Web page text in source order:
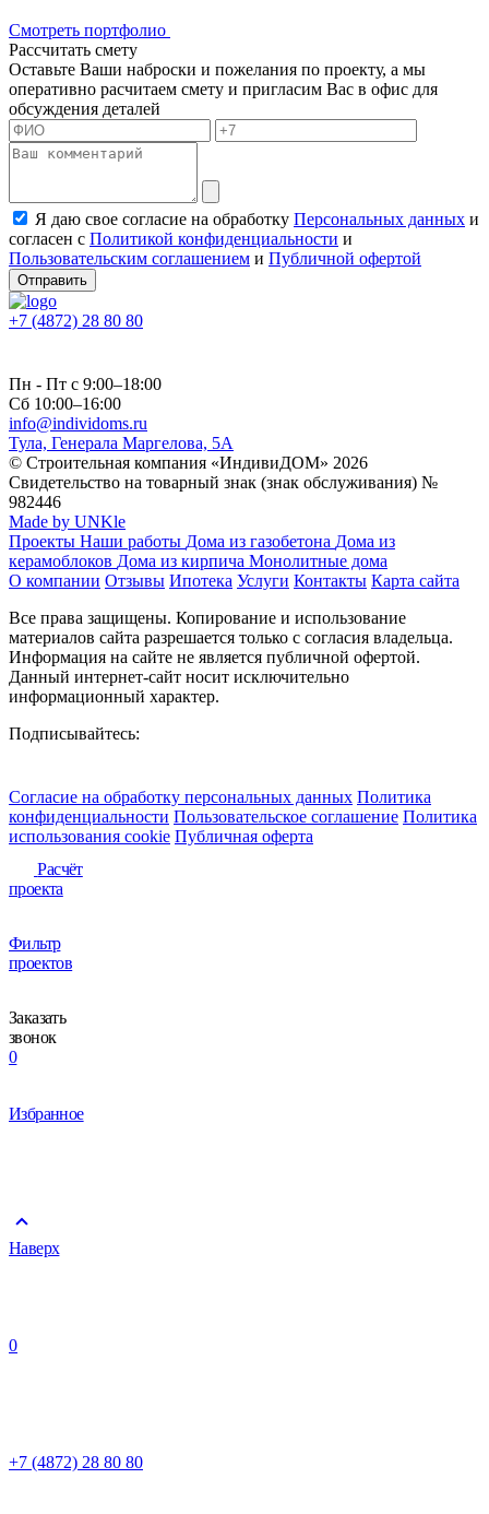
Смотреть портфолио
Рассчитать смету
Оставьте Ваши наброски и пожелания по проекту, а мы
оперативно расчитаем смету и пригласим Вас в офис для
обсуждения деталей
Я даю свое согласие на обработку Персональных данных и
согласен с Политикой конфиденциальности и
Пользовательским соглашением и Публичной офертой
Отправить
+7 (4872) 28 80 80
Пн - Пт с 9:00–18:00
Сб 10:00–16:00
info@individoms.ru
Тула, Генерала Маргелова, 5А
© Строительная компания «ИндивиДОМ» 2026
Свидетельство на товарный знак (знак обслуживания) №
982446
Made by UNKle
Проекты Наши работы Дома из газобетона Дома из
керамоблоков Дома из кирпича Монолитные дома
О компании Отзывы Ипотека Услуги Контакты Карта сайта
Все права защищены. Копирование и использование
материалов сайта разрешается только с согласия владельца.
Информация на сайте не является публичной офертой.
Данный интернет-сайт носит исключительно
информационный характер.
Подписывайтесь:
Согласие на обработку персональных данных Политика
конфиденциальности Пользовательское соглашение Политика
использования сookie Публичная оферта
Расчёт
проекта
Фильтр
проектов
Заказать
звонок
0
Избранное
Наверх
0
+7 (4872) 28 80 80